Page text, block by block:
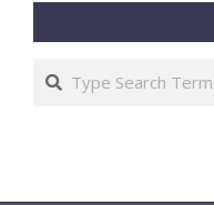
Search